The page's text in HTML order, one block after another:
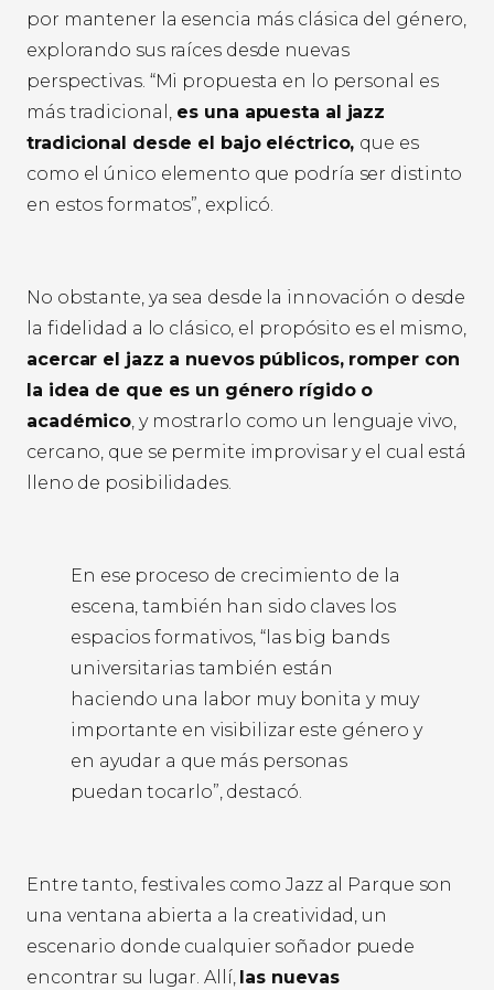
por mantener la esencia más clásica del género,
explorando sus raíces desde nuevas
perspectivas. “Mi propuesta en lo personal es
más tradicional,es una apuesta al jazz
tradicional desde el bajo eléctrico, que es
como el único elemento que podría ser distinto
en estos formatos”, explicó.
No obstante, ya sea desde la innovación o desde
la fidelidad a lo clásico, el propósito es el mismo,
acercar el jazz a nuevos públicos, romper con
la idea de que es un género rígido o
académico, y mostrarlo como un lenguaje vivo,
cercano, que se permite improvisar y el cual está
lleno de posibilidades.
En ese proceso de crecimiento de la
escena, también han sido claves los
espacios formativos, “las big bands
universitarias también están
haciendo una labor muy bonita y muy
importante en visibilizar este género y
en ayudar a que más personas
puedan tocarlo”, destacó.
Entre tanto, festivales como Jazz al Parque son
una ventana abierta a la creatividad, un
escenario donde cualquier soñador puede
encontrar su lugar. Allí, las nuevas